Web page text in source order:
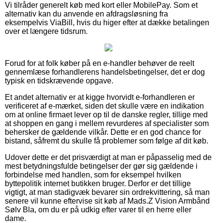
Vi tilråder generelt køb med kort eller MobilePay. Som et
alternativ kan du anvende en afdragsløsning fra
eksempelvis ViaBill, hvis du higer efter at dække betalingen
over et længere tidsrum.
Forud for at folk køber på en e-handler behøver de reelt
gennemlæse forhandlerens handelsbetingelser, det er dog
typisk en tidskrævende opgave.
Et andet alternativ er at kigge hvorvidt e-forhandleren er
verificeret af e-mærket, siden det skulle være en indikation
om at online firmaet lever op til de danske regler, tillige med
at shoppen en gang i mellem revurderes af specialister som
behersker de gældende vilkår. Dette er en god chance for
bistand, såfremt du skulle få problemer som følge af dit køb.
Udover dette er det prisværdigt at man er påpasselig med de
mest betydningsfulde betingelser der gør sig gældende i
forbindelse med handlen, som for eksempel hvilken
byttepolitik internet butikken bruger. Derfor er det tillige
vigtigt, at man stadigvæk bevarer sin ordrekvittering, så man
senere vil kunne eftervise sit køb af Mads.Z Vision Armbånd
Sølv Bla, om du er på udkig efter varer til en herre eller
dame.